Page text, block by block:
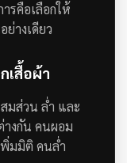
รคือเลือกให้
างเดียว
เสื้อผ้า
มส่วน ล่ำ และ
างกัน คนผอม
พิ่มมิติ คนล่ำ